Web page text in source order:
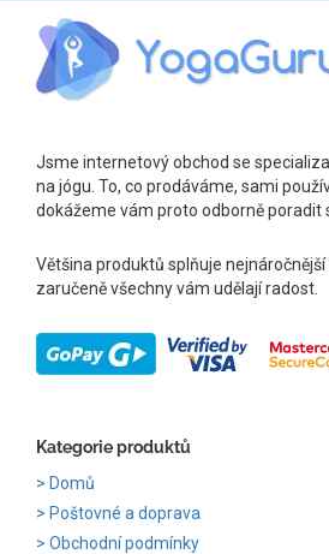
Jsme internetový obchod se
na jógu. To, co prodáváme, sami
dokážeme vám proto odborně poradit
Většina produktů splňuje
zaručeně všechny vám udělají radost.
Kategorie produktů
Domů
Poštovné a doprava
Obchodní podmínky